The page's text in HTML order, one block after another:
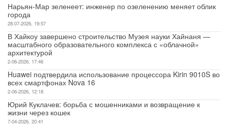
Нарьян-Мар зеленеет: инженер по озеленению меняет облик
города
28-07-2026, 19:57
В Хайкоу завершено строительство Музея науки Хайнаня —
масштабного образовательного комплекса с «облачной»
архитектурой
2-06-2026, 17:46
Huawei подтвердила использование процессора Kirin 9010S во
всех смартфонах Nova 16
2-06-2026, 12:18
Юрий Куклачев: борьба с мошенниками и возвращение к
жизни через кошек
7-04-2026, 20:41